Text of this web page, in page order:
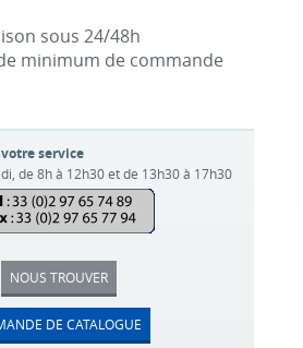
sous 24/48h
minimum de commande
service
de 8h à 12h30 et de 13h30 à 17h30
NOUS TROUVER
DE CATALOGUE